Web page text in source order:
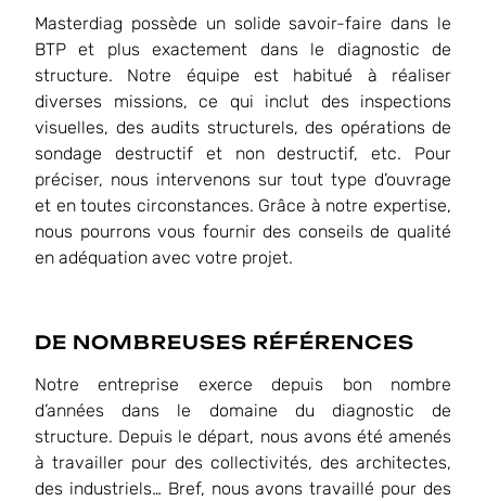
Masterdiag possède un solide savoir-faire dans le
BTP et plus exactement dans le diagnostic de
structure. Notre équipe est habitué à réaliser
diverses missions, ce qui inclut des inspections
visuelles, des audits structurels, des opérations de
sondage destructif et non destructif, etc. Pour
préciser, nous intervenons sur tout type d’ouvrage
et en toutes circonstances. Grâce à notre expertise,
nous pourrons vous fournir des conseils de qualité
en adéquation avec votre projet.
DE NOMBREUSES RÉFÉRENCES
Notre entreprise exerce depuis bon nombre
d’années dans le domaine du diagnostic de
structure. Depuis le départ, nous avons été amenés
à travailler pour des collectivités, des architectes,
des industriels… Bref, nous avons travaillé pour des